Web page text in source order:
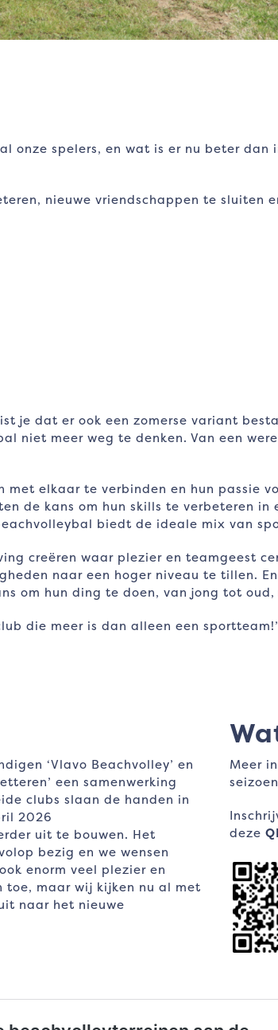
onze spelers, en wat is er nu beter dan
nieuwe vriendschappen te sluiten
je dat er ook een zomerse variant
niet meer weg te denken. Van een
met elkaar te verbinden en hun passie
de kans om hun skills te verbeteren
biedt de ideale mix van
creëren waar plezier en teamgeest
naar een hoger niveau te tillen.
om hun ding te doen, van jong tot
die meer is dan alleen een
‘Vlavo Beachvolley’ en
een samenwerking
clubs slaan de handen in
2026
uit te bouwen. Het
bezig en we wensen
enorm veel plezier en
toe, maar wij kijken nu al met
naar het nieuwe
Meer
deze